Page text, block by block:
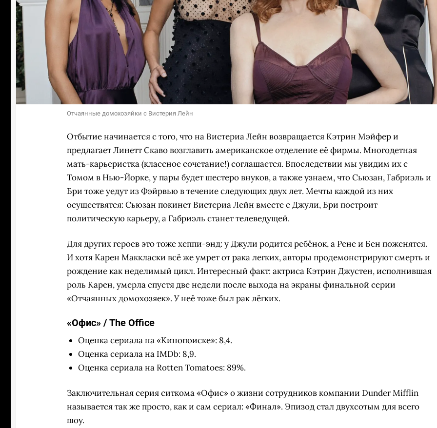
Отчаянные домохозяйки с Вистерия Лейн
Отбытие начинается с того, что на Вистериа Лейн возвращается Кэтрин Мэйфер и
предлагает Линетт Скаво возглавить американское отделение её фирмы. Многодетная
мать-карьеристка (классное сочетание!) соглашается. Впоследствии мы увидим их с
Томом в Нью-Йорке, у пары будет шестеро внуков, а также узнаем, что Сьюзан, Габриэль и
Бри тоже уедут из Фэйрвью в течение следующих двух лет. Мечты каждой из них
осуществятся: Сьюзан покинет Вистериа Лейн вместе с Джули, Бри построит
политическую карьеру, а Габриэль станет телеведущей.
Для других героев это тоже хеппи-энд: у Джули родится ребёнок, а Рене и Бен поженятся.
И хотя Карен Маккласки всё же умрет от рака легких, авторы продемонстрируют смерть и
рождение как неделимый цикл. Интересный факт: актриса Кэтрин Джустен, исполнившая
роль Карен, умерла спустя две недели после выхода на экраны финальной серии
«Отчаянных домохозяек». У неё тоже был рак лёгких.
«Офис» / The Office
Оценка сериала на «Кинопоиске»: 8,4.
Оценка сериала на IMDb: 8,9.
Оценка сериала на Rotten Tomatoes: 89%.
Заключительная серия ситкома «Офис» о жизни сотрудников компании Dunder Mifflin
называется так же просто, как и сам сериал: «Финал». Эпизод стал двухсотым для всего
шоу.